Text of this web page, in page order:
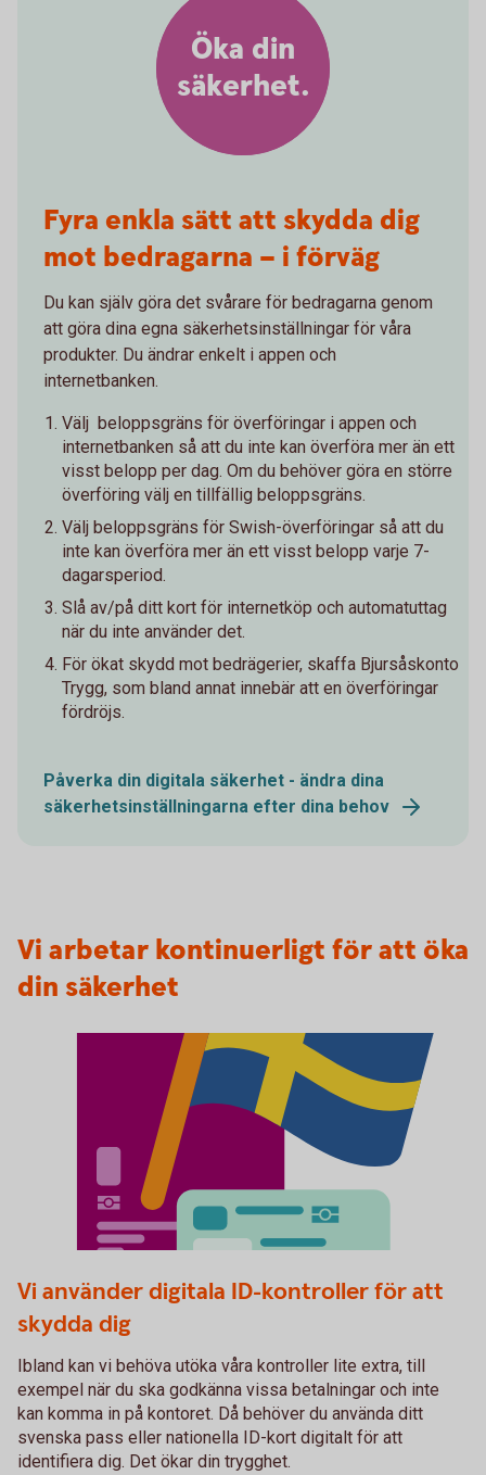
Fyra enkla sätt att skydda dig
mot bedragarna – i förväg
Du kan själv göra det svårare för bedragarna genom
att göra dina egna säkerhetsinställningar för våra
produkter. Du ändrar enkelt i appen och
internetbanken.
Välj beloppsgräns för överföringar i appen och
internetbanken så att du inte kan överföra mer än ett
visst belopp per dag. Om du behöver göra en större
överföring välj en tillfällig beloppsgräns.
Välj beloppsgräns för Swish-överföringar så att du
inte kan överföra mer än ett visst belopp varje 7-
dagarsperiod.
Slå av/på ditt kort för internetköp och automatuttag
när du inte använder det.
För ökat skydd mot bedrägerier, skaffa Bjursåskonto
Trygg, som bland annat innebär att en överföringar
fördröjs.
Påverka din digitala säkerhet - ändra dina
säkerhetsinställningarna efter dina behov
Öka din
säkerhet.
Vi arbetar kontinuerligt för att öka
din säkerhet
Vi använder digitala ID-kontroller för att
skydda dig
Ibland kan vi behöva utöka våra kontroller lite extra, till
exempel när du ska godkänna vissa betalningar och inte
kan komma in på kontoret. Då behöver du använda ditt
svenska pass eller nationella ID-kort digitalt för att
identifiera dig. Det ökar din trygghet.